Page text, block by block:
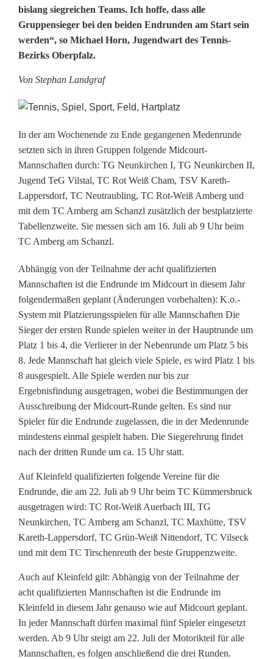
i
s
-
B
e
z
i
r
k
k
ü
r
t
d
i
e
B
e
s
t
e
d
e
r
B
e
s
bislang siegreichen Teams. Ich hoffe, dass alle
Gruppensieger bei den beiden Endrunden am Start sein
werden“, so Michael Horn, Jugendwart des Tennis-
Bezirks Oberpfalz.
Von Stephan Landgraf
In der am Wochenende zu Ende gegangenen Medenrunde
setzten sich in ihren Gruppen folgende Midcourt-
Mannschaften durch: TG Neunkirchen I, TG Neunkirchen II,
Jugend TeG Vilstal, TC Rot Weiß Cham, TSV Kareth-
Lappersdorf, TC Neutraubling, TC Rot-Weiß Amberg und
mit dem TC Amberg am Schanzl zusätzlich der bestplatzierte
Tabellenzweite. Sie messen sich am 16. Juli ab 9 Uhr beim
TC Amberg am Schanzl.
Abhängig von der Teilnahme der acht qualifizierten
Mannschaften ist die Endrunde im Midcourt in diesem Jahr
folgendermaßen geplant (Änderungen vorbehalten): K.o.-
System mit Platzierungsspielen für alle Mannschaften Die
Sieger der ersten Runde spielen weiter in der Hauptrunde um
Platz 1 bis 4, die Verlierer in der Nebenrunde um Platz 5 bis
8. Jede Mannschaft hat gleich viele Spiele, es wird Platz 1 bis
8 ausgespielt. Alle Spiele werden nur bis zur
Ergebnisfindung ausgetragen, wobei die Bestimmungen der
Ausschreibung der Midcourt-Runde gelten. Es sind nur
Spieler für die Endrunde zugelassen, die in der Medenrunde
mindestens einmal gespielt haben. Die Siegerehrung findet
nach der dritten Runde um ca. 15 Uhr statt.
Auf Kleinfeld qualifizierten folgende Vereine für die
Endrunde, die am 22. Juli ab 9 Uhr beim TC Kümmersbruck
ausgetragen wird: TC Rot-Weiß Auerbach III, TG
Neunkirchen, TC Amberg am Schanzl, TC Maxhütte, TSV
Kareth-Lappersdorf, TC Grün-Weiß Nittendorf, TC Vilseck
und mit dem TC Tirschenreuth der beste Gruppenzweite.
Auch auf Kleinfeld gilt: Abhängig von der Teilnahme der
acht qualifizierten Mannschaften ist die Endrunde im
Kleinfeld in diesem Jahr genauso wie auf Midcourt geplant.
In jeder Mannschaft dürfen maximal fünf Spieler eingesetzt
werden. Ab 9 Uhr steigt am 22. Juli der Motorikteil für alle
Mannschaften, es folgen anschließend die drei Runden.